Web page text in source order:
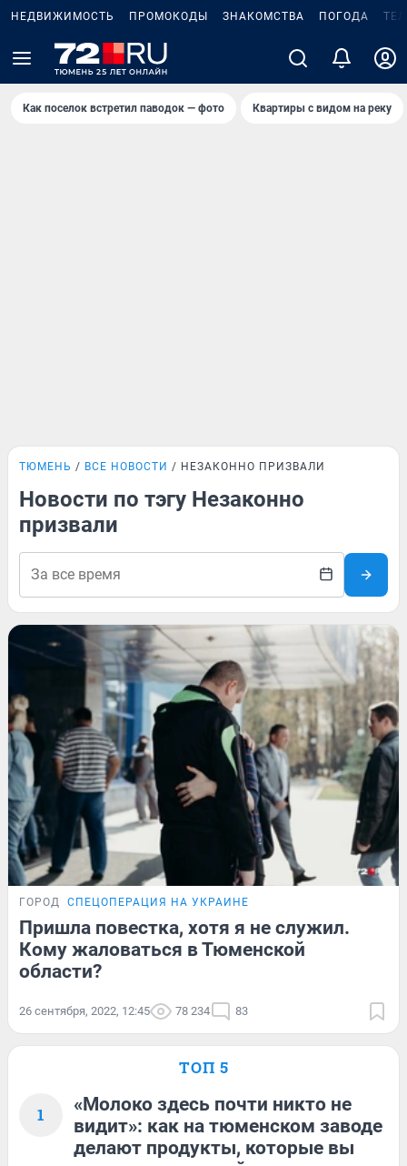
НЕДВИЖИМОСТЬ ПРОМОКОДЫ ЗНАКОМСТВА ПОГОДА
Как поселок встретил паводок — фото Квартиры с видом на реку
ТЮМЕНЬ ВСЕ НОВОСТИ НЕЗАКОННО ПРИЗВАЛИ
Новости по тэгу Незаконно
призвали
ГОРОД СПЕЦОПЕРАЦИЯ НА УКРАИНЕ
Пришла повестка, хотя я не служил.
Кому жаловаться в Тюменской
области?
26 сентября, 2022, 12:45 78 234 83
ТОП 5
1
«Молоко здесь почти никто не
видит»: как на тюменском заводе
делают продукты, которые вы